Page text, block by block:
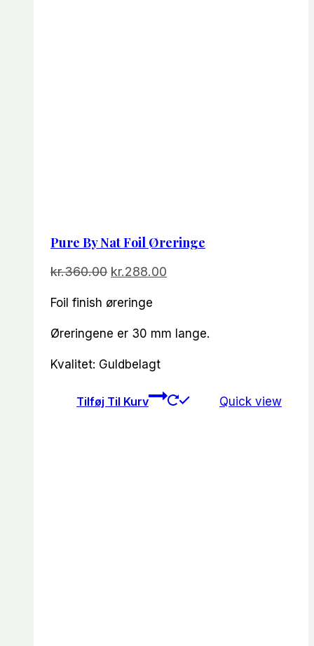
Pure By Nat Foil Øreringe
kr.360.00 Den
pris
var:
kr.288.00
er:
Foil finish øreringe
Øreringene er 30 mm lange.
Kvalitet: Guldbelagt
Tilføj Til Kurv Quick view